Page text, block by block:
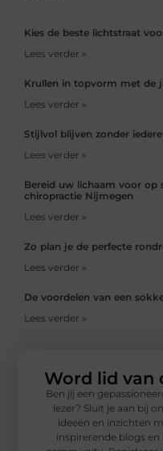
Kies de beste lichtstraat
Lees verder »
Krullen in topvorm met de
Lees verder »
Stijlvol blijven zonder
Lees verder »
Bereid uw lichaam voor op
chiropractie Nijmegen
Lees verder »
Zo plan je de perfecte
Lees verder »
De voordelen van een
Lees verder »
Word lid van
Ben jij een
lezer? Sluit je aan bij
ideeën en inzichten
inspirerende blogs